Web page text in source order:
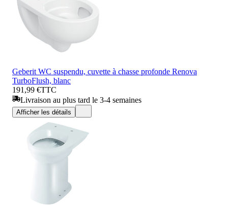
Geberit WC suspendu, cuvette à chasse profonde Renova
TurboFlush, blanc
191,99 €TTC
Livraison au plus tard le 3-4 semaines
Afficher les détails